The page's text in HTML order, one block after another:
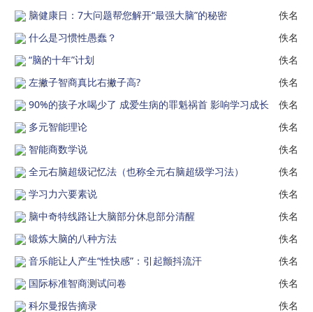
脑健康日：7大问题帮您解开“最强大脑”的秘密
佚名
什么是习惯性愚蠢？
佚名
“脑的十年”计划
佚名
左撇子智商真比右撇子高?
佚名
90%的孩子水喝少了 成爱生病的罪魁祸首 影响学习成长
佚名
多元智能理论
佚名
智能商数学说
佚名
全元右脑超级记忆法（也称全元右脑超级学习法）
佚名
学习力六要素说
佚名
脑中奇特线路让大脑部分休息部分清醒
佚名
锻炼大脑的八种方法
佚名
音乐能让人产生“性快感”：引起颤抖流汗
佚名
国际标准智商测试问卷
佚名
科尔曼报告摘录
佚名